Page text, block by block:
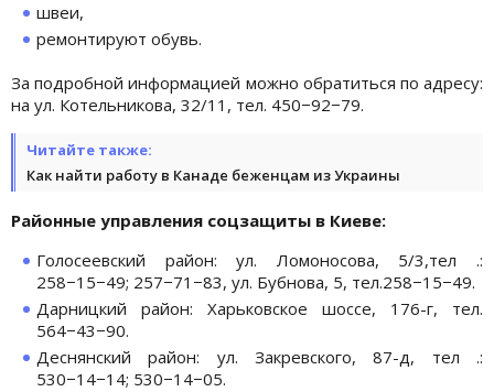
швеи,
ремонтируют обувь.
За подробной информацией можно обратиться по адресу:
на ул. Котельникова, 32/11, тел. 450−92−79.
Читайте также:
Как найти работу в Канаде беженцам из Украины
Районные управления соцзащиты в Киеве:
Голосеевский район: ул. Ломоносова, 5/3,тел .:
258−15−49; 257−71−83, ул. Бубнова, 5, тел.258−15−49.
Дарницкий район: Харьковское шоссе, 176-г, тел.
564−43−90.
Деснянский район: ул. Закревского, 87-д, тел .:
530−14−14; 530−14−05.